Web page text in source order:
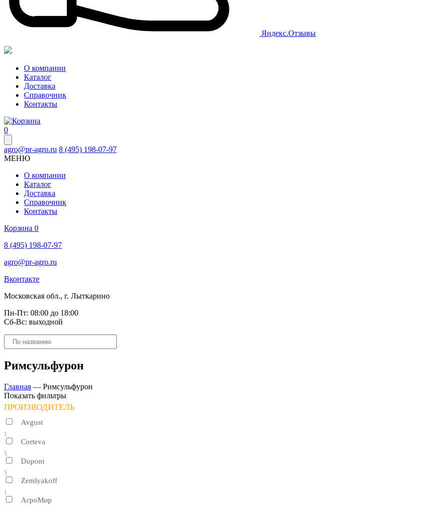
Яндекс.Отзывы
О компании
Каталог
Доставка
Справочник
Контакты
0
agro@pr-agro.ru 8 (495) 198-07-97
МЕНЮ
О компании
Каталог
Доставка
Справочник
Контакты
Корзина 0
8 (495) 198-07-97
agro@pr-agro.ru
Вконтакте
Московская обл., г. Лыткарино
Пн-Пт: 08:00 до 18:00
Сб-Вс: выходной
Поиск
товаров
Римсульфурон
Главная — Римсульфурон
Показать фильтры
ПРОИЗВОДИТЕЛЬ
Avgust
1
Corteva
5
Dupont
5
Zemlyakoff
1
АгроМир